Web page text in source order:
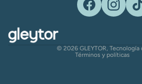
© 2026 GLEYTOR, Tecnología
Términos y políticas
Política de reembolso
Política de envío